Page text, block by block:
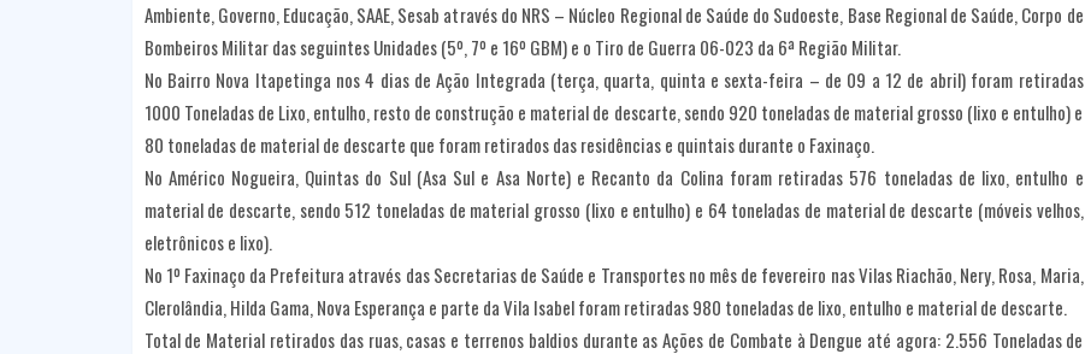
Ambiente, Governo, Educação, SAAE, Sesab através do NRS – Núcleo Regional de Saúde do Sudoeste, Base Regional de Saúde, Corpo de
Bombeiros Militar das seguintes Unidades (5º, 7º e 16º GBM) e o Tiro de Guerra 06-023 da 6ª Região Militar.
No Bairro Nova Itapetinga nos 4 dias de Ação Integrada (terça, quarta, quinta e sexta-feira – de 09 a 12 de abril) foram retiradas
1000 Toneladas de Lixo, entulho, resto de construção e material de descarte, sendo 920 toneladas de material grosso (lixo e entulho) e
80 toneladas de material de descarte que foram retirados das residências e quintais durante o Faxinaço.
No Américo Nogueira, Quintas do Sul (Asa Sul e Asa Norte) e Recanto da Colina foram retiradas 576 toneladas de lixo, entulho e
material de descarte, sendo 512 toneladas de material grosso (lixo e entulho) e 64 toneladas de material de descarte (móveis velhos,
eletrônicos e lixo).
No 1º Faxinaço da Prefeitura através das Secretarias de Saúde e Transportes no mês de fevereiro nas Vilas Riachão, Nery, Rosa, Maria,
Clerolândia, Hilda Gama, Nova Esperança e parte da Vila Isabel foram retiradas 980 toneladas de lixo, entulho e material de descarte.
Total de Material retirados das ruas, casas e terrenos baldios durante as Ações de Combate à Dengue até agora: 2.556 Toneladas de